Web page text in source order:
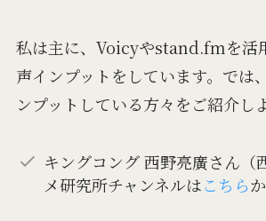
私は主に、Voicyやstand.fmを活
声インプットをしています。では
ンプットしている方々をご紹介し
キングコング 西野亮廣さん（
メ研究所チャンネルはこちら